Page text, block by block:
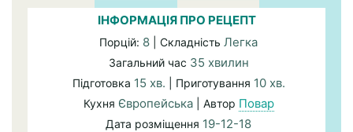
ІНФОРМАЦІЯ ПРО РЕЦЕПТ
Порцій: 8 | Складність Легка
Загальний час 35 хвилин
Підготовка 15 хв. | Приготування 10 хв.
Кухня Європейська| Автор Повар
Дата розміщення 19-12-18